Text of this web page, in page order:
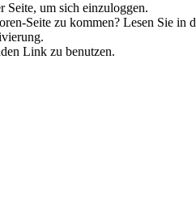
Seite, um sich einzuloggen.
Seite zu kommen? Lesen Sie
Link zu benutzen.